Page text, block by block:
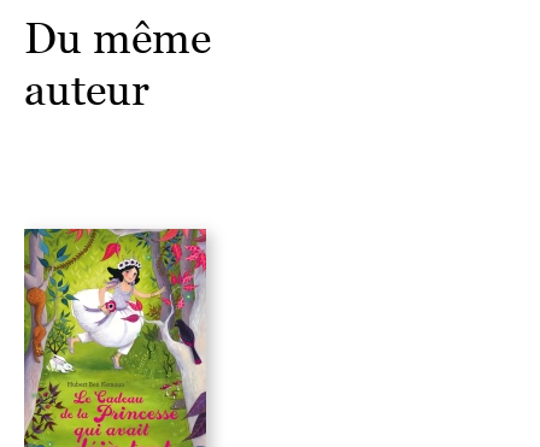
Du même
auteur